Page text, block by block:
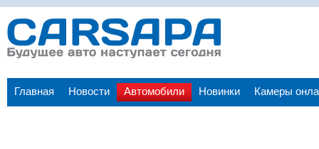
Главная Новости Автомобили Новинки Камеры